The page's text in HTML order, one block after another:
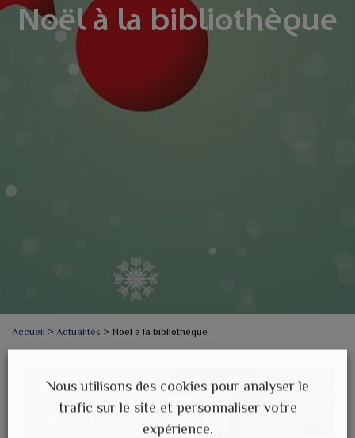
Noël à la bibliothèque
Accueil > Actualités > Noël à la bibliothèque
Nous utilisons des cookies pour analyser le
trafic sur le site et personnaliser votre
expérience.